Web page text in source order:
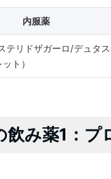
内服薬
テリドザガーロ/デュタス
ト）
飲み薬1：プ